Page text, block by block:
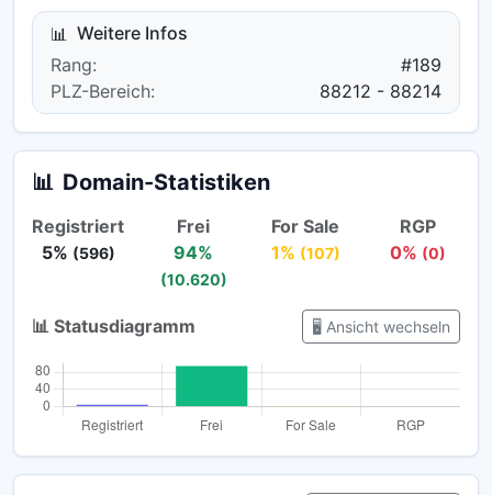
📊 Weitere Infos
Rang:
#189
PLZ-Bereich:
88212 - 88214
📊 Domain-Statistiken
Registriert
5% (596)
Frei
94%
(10.620)
For Sale
1% (107)
RGP
0% (0)
📊 Statusdiagramm 🖥️ Ansicht wechseln